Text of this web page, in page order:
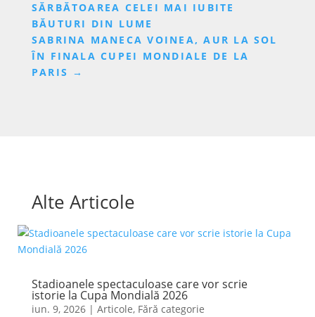
SĂRBĂTOAREA CELEI MAI IUBITE
BĂUTURI DIN LUME
SABRINA MANECA VOINEA, AUR LA SOL
ÎN FINALA CUPEI MONDIALE DE LA
PARIS →
Alte Articole
Stadioanele spectaculoase care vor scrie
istorie la Cupa Mondială 2026
iun. 9, 2026| Articole, Fără categorie